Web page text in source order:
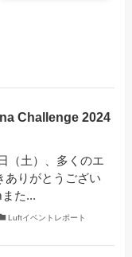
Challenge 2024
（土）、多くのエ
ありがとうござい
た...
Luftイベントレポート